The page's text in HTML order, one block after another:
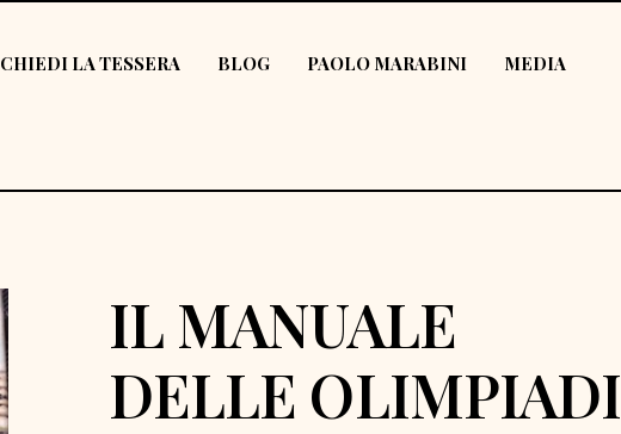
CHIEDI LA TESSERA BLOG PAOLO MARABINI MEDIA
IL MANUALE
DELLE OLIMPIADI